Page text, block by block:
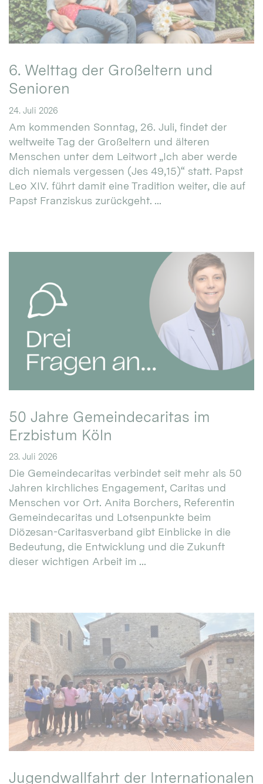
6. Welttag der Großeltern und
Senioren
24. Juli 2026
Am kommenden Sonntag, 26. Juli, findet der
weltweite Tag der Großeltern und älteren
Menschen unter dem Leitwort „Ich aber werde
dich niemals vergessen (Jes 49,15)“ statt. Papst
Leo XIV. führt damit eine Tradition weiter, die auf
Papst Franziskus zurückgeht. ...
50 Jahre Gemeindecaritas im
Erzbistum Köln
23. Juli 2026
Die Gemeindecaritas verbindet seit mehr als 50
Jahren kirchliches Engagement, Caritas und
Menschen vor Ort. Anita Borchers, Referentin
Gemeindecaritas und Lotsenpunkte beim
Diözesan-Caritasverband gibt Einblicke in die
Bedeutung, die Entwicklung und die Zukunft
dieser wichtigen Arbeit im ...
Jugendwallfahrt der Internationalen